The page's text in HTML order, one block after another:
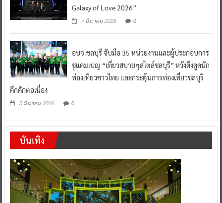
Galaxy of Love 2026”
7 มีนาคม 2026 0
อบจ.ชลบุรี จับมือ 35 หน่วยงานและผู้ประกอบการ
ชูแคมเปญ “เที่ยวสบายๆสไตล์ชลบุรี” หวังดึงดูดนัก
ท่องเที่ยวชาวไทย และกระตุ้นการท่องเที่ยวชลบุรี
คึกคักต่อเนื่อง
5 มีนาคม 2026 0
บันเทิง